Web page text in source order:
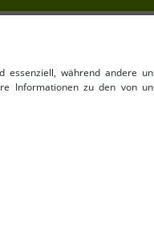
Markenware &
ist 199€ netto
essenziell, während andere
Informationen zu den von